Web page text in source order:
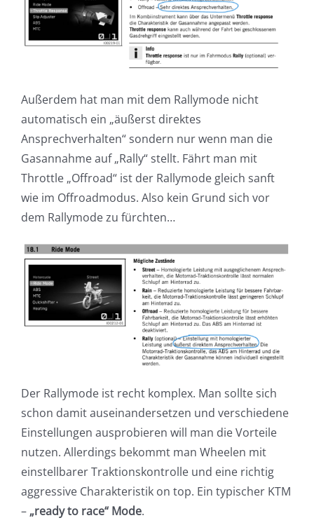
Außerdem hat man mit dem Rallymode nicht
automatisch ein „äußerst direktes
Ansprechverhalten“ sondern nur wenn man die
Gasannahme auf „Rally“ stellt. Fährt man mit
Throttle „Offroad“ ist der Rallymode gleich sanft
wie im Offroadmodus. Also kein Grund sich vor
dem Rallymode zu fürchten…
Der Rallymode ist recht komplex. Man sollte sich
schon damit auseinandersetzen und verschiedene
Einstellungen ausprobieren will man die Vorteile
nutzen. Allerdings bekommt man Wheelen mit
einstellbarer Traktionskontrolle und eine richtig
aggressive Charakteristik on top. Ein typischer KTM
– „ready to race“ Mode.